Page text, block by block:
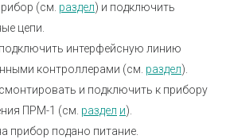
(см. раздел) и подключить
цепи.
подключить интерфейсную линию
контроллерами (см. раздел).
и подключить к прибору
ПРМ-1 (см. раздел и).
прибор подано питание.